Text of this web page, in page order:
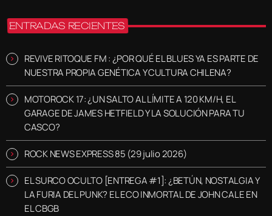
ENTRADAS RECIENTES
REVIVE RITOQUE FM : ¿POR QUÉ EL BLUES YA ES PARTE DE
NUESTRA PROPIA GENÉTICA Y CULTURA CHILENA?
MOTOROCK 17: ¿UN SALTO AL LÍMITE A 120 KM/H, EL
GARAGE DE JAMES HETFIELD Y LA SOLUCIÓN PARA TU
CASCO?
ROCK NEWS EXPRESS 85 (29 julio 2026)
EL SURCO OCULTO [ENTREGA #1]: ¿BETÚN, NOSTALGIA Y
LA FURIA DEL PUNK? EL ECO INMORTAL DE JOHN CALE EN
EL CBGB